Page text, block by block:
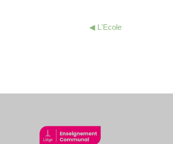
◀︎ L'Ecole